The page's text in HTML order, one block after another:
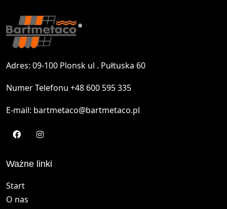
Adres: 09-100 Plonsk ul . Pułtuska 60
Numer Telefonu +48 600 595 335
E-mail: bartmetaco@bartmetaco.pl
Ważne linki
Start
O nas